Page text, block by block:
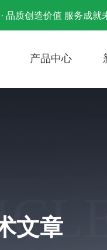
品质创造价值 服务成就
产品中心
文章